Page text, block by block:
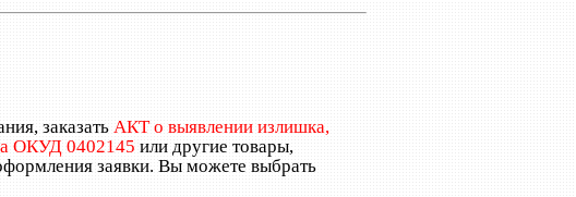
заказать АКТ о выявлении излишка,
ОКУД 0402145 или другие товары,
заявки. Вы можете выбрать